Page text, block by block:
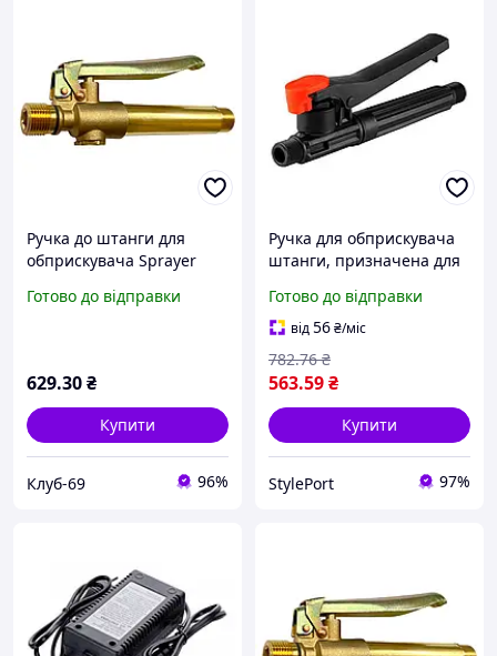
Ручка до штанги для
обприскувача Sprayer
2) KLB
Готово до відправки
629.30₴
Купити
Клуб-69 96%
Ручка для обприскувача
штанги, призначена для
розпилення, з латуні,
розмір 150мм х М18
Готово до відправки
від56₴/міс
563.59₴
782.76 ₴
Купити
StylePort 97%